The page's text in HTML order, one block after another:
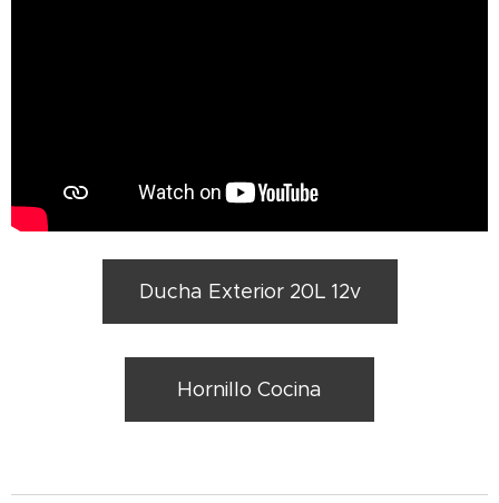
Ducha Exterior 20L 12v
Hornillo Cocina